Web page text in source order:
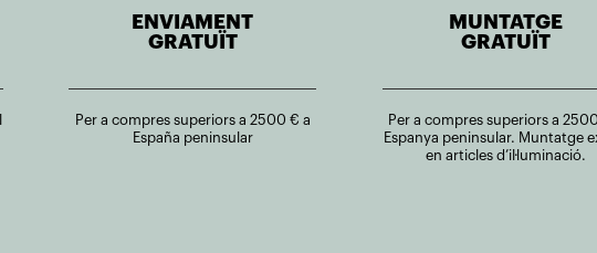
ENVIAMENT
GRATUÏT
Per a compres superiors a 2500 € a
España peninsular
MUNTATGE
GRATUÏT
Per a compres superiors a
Espanya peninsular. Muntatge
en articles d’il·luminació.